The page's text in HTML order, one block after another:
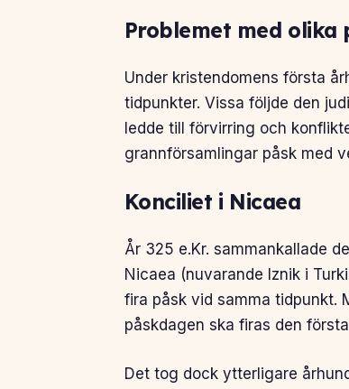
Problemet med olika
Under kristendomens första
tidpunkter. Vissa följde den
ledde till förvirring och
grannförsamlingar påsk med
Konciliet i Nicaea
År 325 e.Kr. sammankallade
Nicaea (nuvarande Iznik i
fira påsk vid samma tidpunkt.
påskdagen ska firas den
Det tog dock ytterligare